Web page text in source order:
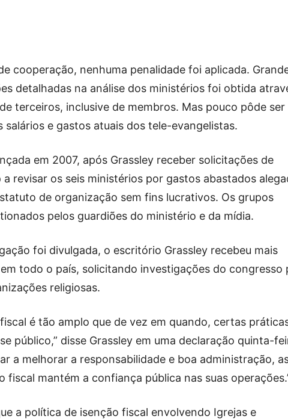
cooperação, nenhuma penalidade foi aplicada.
detalhadas na análise dos ministérios foi obtida
terceiros, inclusive de membros. Mas pouco pôde ser
e gastos atuais dos tele-evangelistas.
em 2007, após Grassley receber solicitações de
revisar os seis ministérios por gastos abastados
de organização sem fins lucrativos. Os grupos
pelos guardiões do ministério e da mídia.
foi divulgada, o escritório Grassley recebeu mais
todo o país, solicitando investigações do congresso
religiosas.
é tão amplo que de vez em quando, certas
público,” disse Grassley em uma declaração quinta-
a melhorar a responsabilidade e boa administração,
fiscal mantém a confiança pública nas suas
a política de isenção fiscal envolvendo Igrejas e